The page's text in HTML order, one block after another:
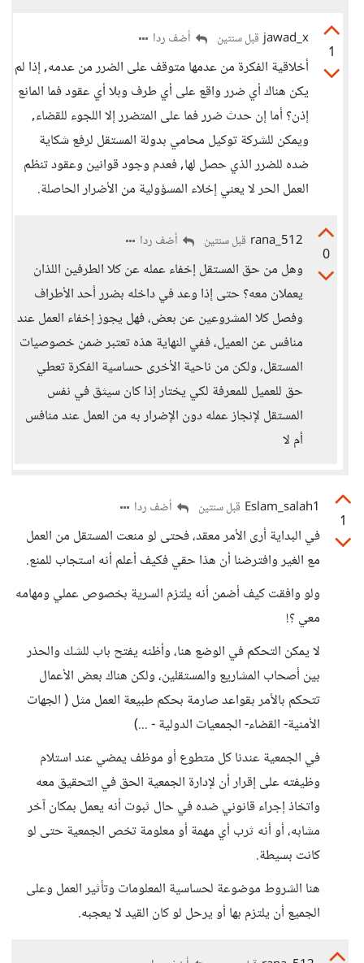
1
jawad_x قبل سنتين أضف ردا
أخلاقية الفكرة من عدمها متوقف على الضرر من عدمه, إذا لم
يكن هناك أي ضرر واقع على أي طرف وبلا أي عقود فما المانع
إذن؟ أما إن حدث ضرر فما على المتضرر إلا اللجوء للقضاء,
ويمكن للشركة توكيل محامي بدولة المستقل لرفع شكاية
ضده للضرر الذي حصل لها, فعدم وجود قوانين وعقود تنظم
العمل الحر لا يعني إخلاء المسؤولية من الأضرار الحاصلة.
0
rana_512 قبل سنتين أضف ردا
وهل من حق المستقل إخفاء عمله عن كلا الطرفين اللذان
يعملان معه؟ حتى إذا وعد في داخله بضرر أحد الأطراف
وفصل كلا المشروعين عن بعض، فهل يجوز إخفاء العمل عند
منافس عن العميل، ففي النهاية هذه تعتبر ضمن خصوصيات
المستقل، ولكن من ناحية الأخرى حساسية الفكرة تعطي
حق للعميل للمعرفة لكي يختار إذا كان سيثق في نفس
المستقل لإنجاز عمله دون الإضرار به من العمل عند منافس
أم لا
1
Eslam_salah1 قبل سنتين أضف ردا
في البداية أرى الأمر معقد، فحتى لو منعت المستقل من العمل
مع الغير وافترضنا أن هذا حقي فكيف أعلم أنه استجاب للمنع.
ولو وافقت كيف أضمن أنه يلتزم السرية بخصوص عملي ومهامه
معي ؟!
لا يمكن التحكم في الوضع هنا، وأظنه يفتح باب للشك والحذر
بين أصحاب المشاريع والمستقلين، ولكن هناك بعض الأعمال
تتحكم بالأمر بقواعد صارمة بحكم طبيعة العمل مثل ( الجهات
الأمنية- القضاء- الجمعيات الدولية - ...)
في الجمعية عندنا كل متطوع أو موظف يمضي عند استلام
وظيفته على إقرار أن لإدارة الجمعية الحق في التحقيق معه
واتخاذ إجراء قانوني ضده في حال ثبوت أنه يعمل بمكان آخر
مشابه، أو أنه ثرب أي مهمة أو معلومة تخص الجمعية حتى لو
كانت بسيطة.
هنا الشروط موضوعة لحساسية المعلومات وتأثير العمل وعلى
الجميع أن يلتزم بها أو يرحل لو كان القيد لا يعجبه.